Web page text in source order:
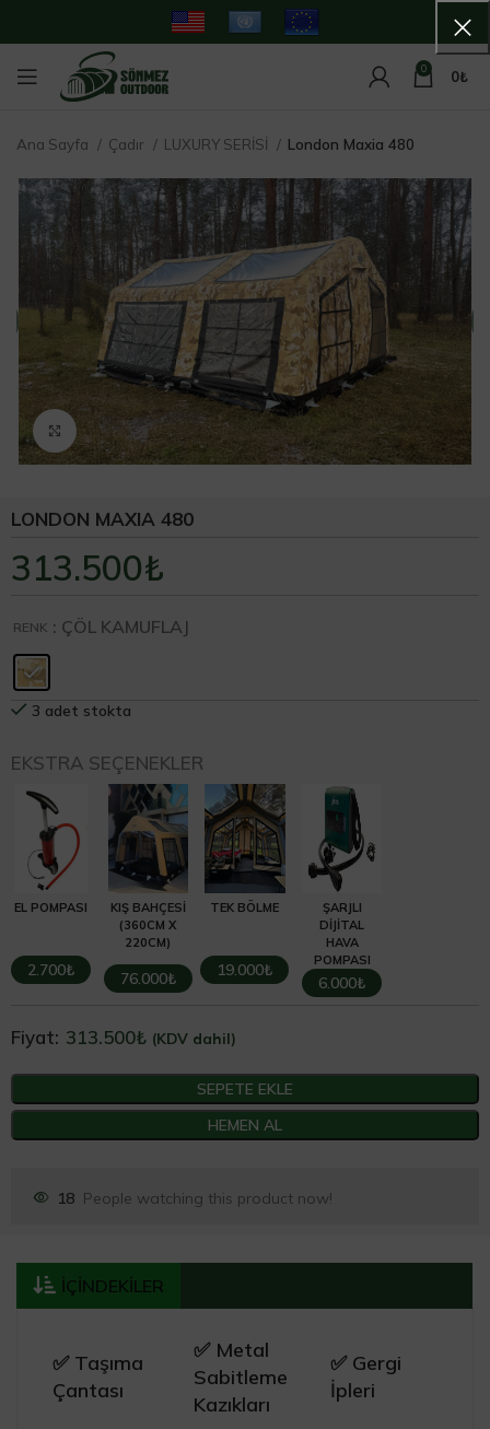
0 0₺
Ana Sayfa Çadır LUXURY SERİSİ London Maxia 480
Büyütmek için tıkla
LONDON MAXIA 480
313.500₺
RENK : ÇÖL KAMUFLAJ
3 adet stokta
EKSTRA SEÇENEKLER
EL POMPASI
2.700₺
KIŞ BAHÇESI
(360CM X
220CM)
76.000₺
TEK BÖLME
19.000₺
ŞARJLI
DIJITAL
HAVA
POMPASI
6.000₺
Fiyat: 313.500₺ (KDV dahil)
SEPETE EKLE
HEMEN AL
18 People watching this product now!
İÇİNDEKİLER
✅ Taşıma
Çantası
✅ Metal
Sabitleme
Kazıkları
✅ Gergi
İpleri